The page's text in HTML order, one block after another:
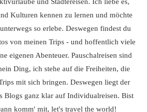
Kulturen kennen zu lernen und möchte
so erlebe. Deswegen findest du
von meinen Trips - und hoffentlich viele
eigenen Abenteuer. Pauschalreisen sind
Ding, ich stehe auf die Freiheiten, die
mit sich bringen. Deswegen liegt der
Blogs ganz klar auf Individualreisen. Bist
komm' mit, let's travel the world!